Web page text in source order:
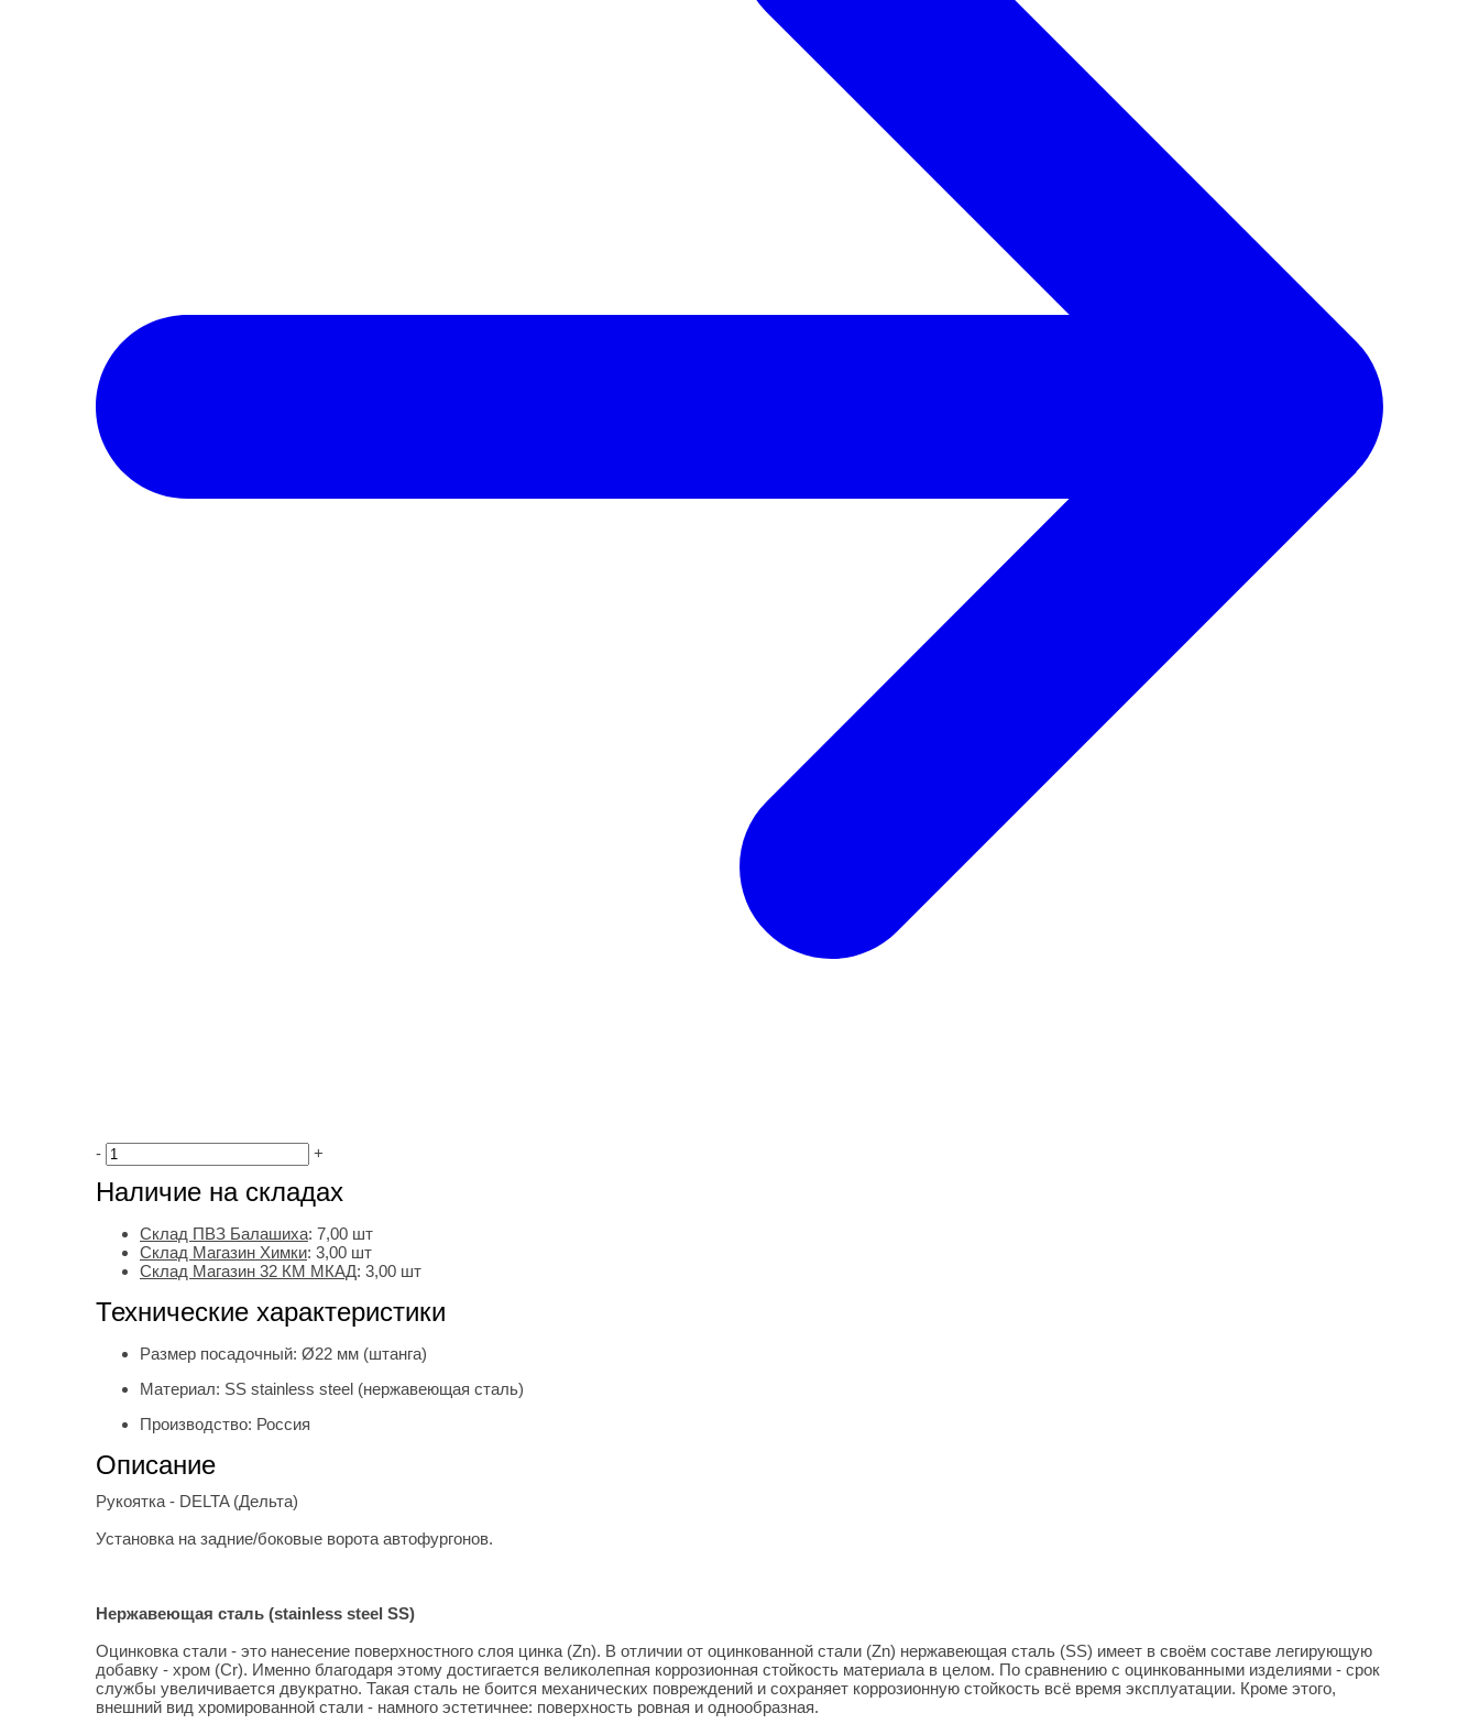
- +
Наличие на складах
Склад ПВЗ Балашиха: 7,00 шт
Склад Магазин Химки: 3,00 шт
Склад Магазин 32 КМ МКАД: 3,00 шт
Технические характеристики
Размер посадочный: Ø22 мм (штанга)
Материал: SS stainless steel (нержавеющая сталь)
Производство: Россия
Описание
Рукоятка - DELTA (Дельта)
Установка на задние/боковые ворота автофургонов.
Нержавеющая сталь (stainless steel SS)
Оцинковка стали - это нанесение поверхностного слоя цинка (Zn). В отличии от оцинкованной стали (Zn) нержавеющая сталь (SS) имеет в своём составе легирующую
добавку - хром (Cr). Именно благодаря этому достигается великолепная коррозионная стойкость материала в целом. По сравнению с оцинкованными изделиями - срок
службы увеличивается двукратно. Такая сталь не боится механических повреждений и сохраняет коррозионную стойкость всё время эксплуатации. Кроме этого,
внешний вид хромированной стали - намного эстетичнее: поверхность ровная и однообразная.